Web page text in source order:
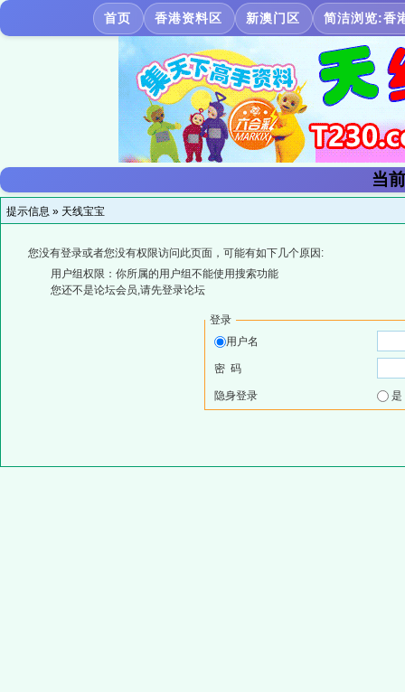
首页 香港资料区 新澳门区 简洁浏览:香
当
提示信息 » 天线宝宝
您没有登录或者您没有权限访问此页面，可能有如下几个原因:
用户组权限：你所属的用户组不能使用搜索功能
您还不是论坛会员,请先登录论坛
登录
用户名
密 码
隐身登录